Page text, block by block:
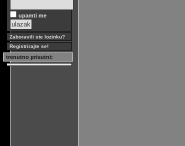
upamti me
Zaboravili ste lozinku?
Registrirajte se!
trenutno prisutni: